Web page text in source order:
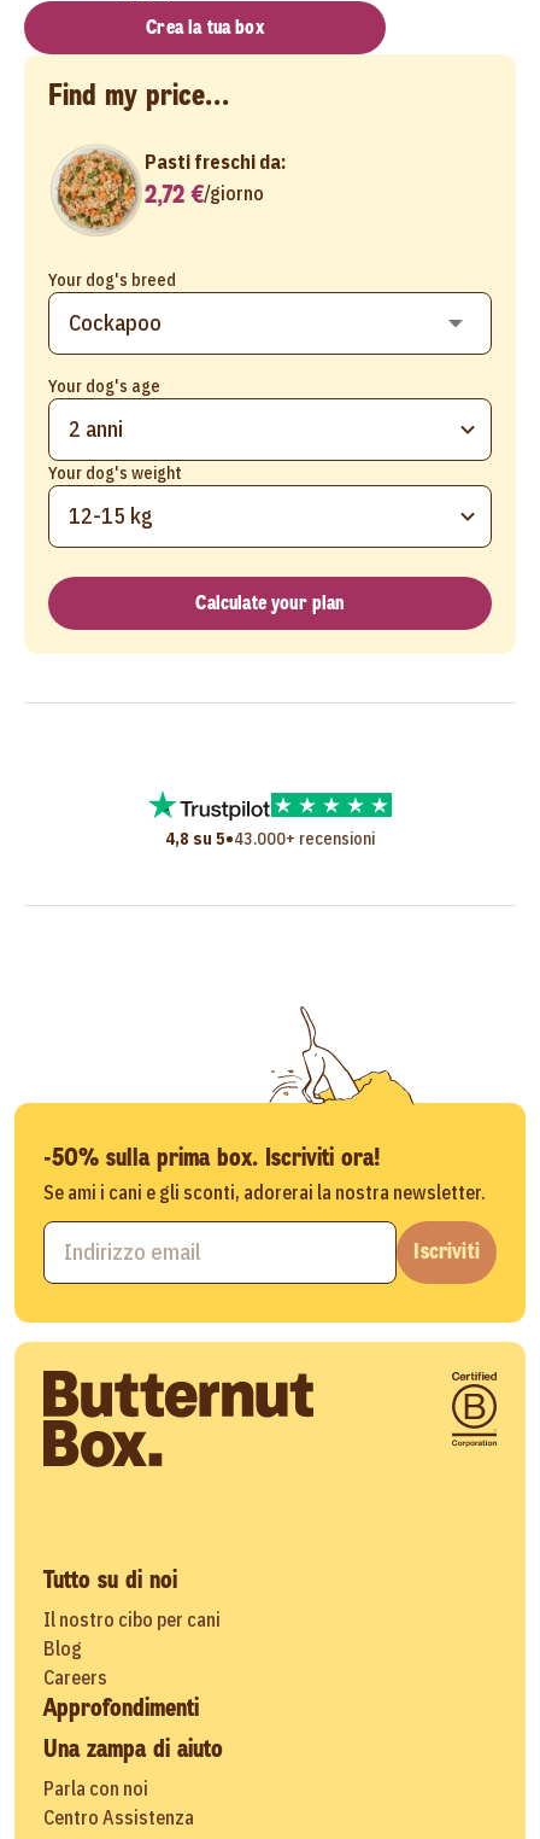
Crea la tua box
Find my price...
Your dog's breed
Your dog's age
2 anni
Your dog's weight
12-15 kg
Pasti freschi da:
2,72 €/giorno
Calculate your plan
4,8 su 5•43.000+ recensioni
-50% sulla prima box. Iscriviti ora!
Se ami i cani e gli sconti, adorerai la nostra newsletter.
Iscriviti
Tutto su di noi
Il nostro cibo per cani
Blog
Careers
Approfondimenti
Una zampa di aiuto
Parla con noi
Centro Assistenza